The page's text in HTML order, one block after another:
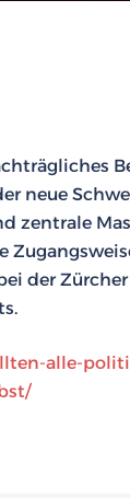
neue
zentrale
der
alle-